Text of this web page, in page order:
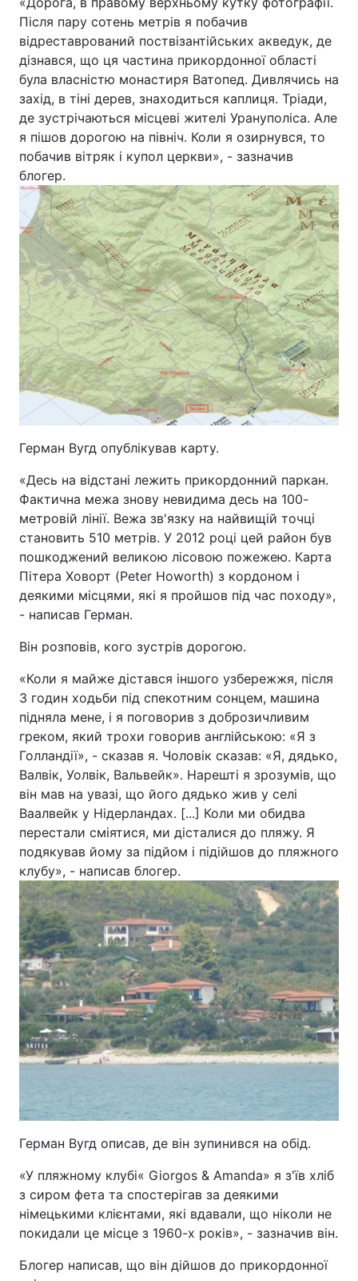
ПОСЛУГИ
Реклама на сайті Фотобанк
Моніторинг Пресцентр
Після пару сотень метрів я побачив
відреставрований поствізантійських акведук, де
дізнався, що ця частина прикордонної області
була власністю монастиря Ватопед. Дивлячись на
захід, в тіні дерев, знаходиться каплиця. Тріади,
де зустрічаються місцеві жителі Урануполіса. Але
я пішов дорогою на північ. Коли я озирнувся, то
побачив вітряк і купол церкви», - зазначив
блогер.
Герман Вугд опублікував карту.
«Десь на відстані лежить прикордонний паркан.
Фактична межа знову невидима десь на 100-
метровій лінії. Вежа зв'язку на найвищій точці
становить 510 метрів. У 2012 році цей район був
пошкоджений великою лісовою пожежею. Карта
Пітера Ховорт (Peter Howorth) з кордоном і
деякими місцями, які я пройшов під час походу»,
- написав Герман.
Він розповів, кого зустрів дорогою.
«Коли я майже дістався іншого узбережжя, після
3 годин ходьби під спекотним сонцем, машина
підняла мене, і я поговорив з доброзичливим
греком, який трохи говорив англійською: «Я з
Голландії», - сказав я. Чоловік сказав: «Я, дядько,
Валвік, Уолвік, Вальвейк». Нарешті я зрозумів, що
він мав на увазі, що його дядько жив у селі
Ваалвейк у Нідерландах. [...] Коли ми обидва
перестали сміятися, ми дісталися до пляжу. Я
подякував йому за підйом і підійшов до пляжного
клубу», - написав блогер.
Герман Вугд описав, де він зупинився на обід.
«У пляжному клубі« Giorgos & Amanda» я з'їв хліб
з сиром фета та спостерігав за деякими
німецькими клієнтами, які вдавали, що ніколи не
покидали це місце з 1960-х років», - зазначив він.
Блогер написав, що він дійшов до прикордонної